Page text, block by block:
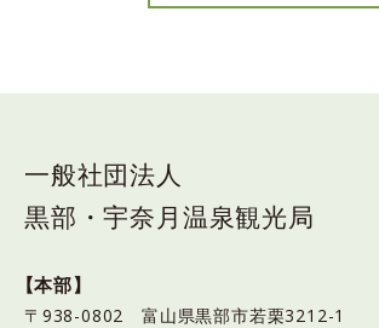
一般社団法人
黒部・宇奈月温泉観光局
【本部】
〒938-0802 富山県黒部市若栗3212-1